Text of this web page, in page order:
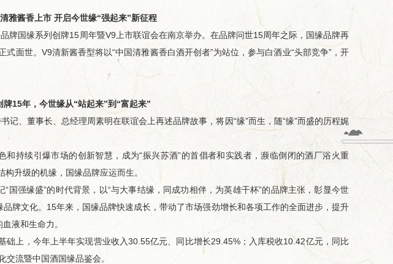
力... 山海隔不断热爱！国缘牵线，...
雅酱香上市 开启今世缘“强起来”新征程
国缘系列创牌15周年暨V9上市联谊会在南京举办。在品牌问世15周年之际，国缘品牌再
面世。V9清新酱香型将以“中国清雅酱香白酒开创者”为站位，参与白酒业“头部竞争”，开
牌15年，今世缘从“站起来”到“富起来”
、董事长、总经理周素明在联谊会上再述品牌故事，将因“缘”而生，随“缘”而盛的历程娓
续引爆市场的创新智慧，成为“振兴苏酒”的首倡者和实践者，濒临倒闭的酒厂浴火重
升级的机缘，国缘品牌应运而生。
强缘盛”的时代背景，以“与大事结缘，同成功相伴，为英雄干杯”的品牌主张，彰显今世
牌文化。15年来，国缘品牌快速成长，带动了市场强劲增长和各项工作的全面进步，提升
液和生命力。
上，今年上半年实现营业收入30.55亿元、同比增长29.45%；入库税收10.42亿元，同比
流暨中国酒国缘品鉴会。